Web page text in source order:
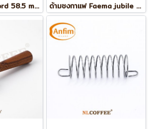
ฐานแทมเปอร์ Sword 58.5 mm (Waffle) ด้ามชงกาแฟ Faema jubile e61